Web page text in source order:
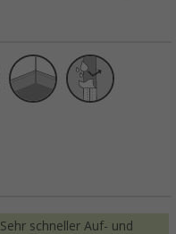
Sehr schneller Auf- und